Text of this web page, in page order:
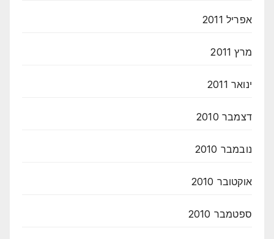
אפריל 2011
מרץ 2011
ינואר 2011
דצמבר 2010
נובמבר 2010
אוקטובר 2010
ספטמבר 2010